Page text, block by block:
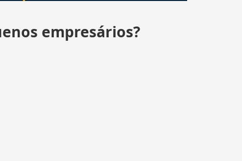
empresários?